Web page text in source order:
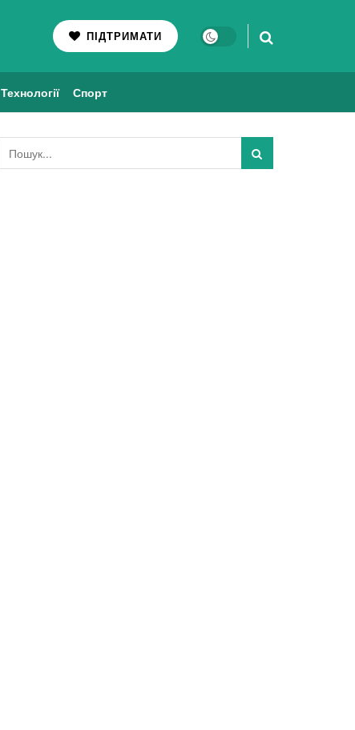
ПІДТРИМАТИ
Технології Спорт